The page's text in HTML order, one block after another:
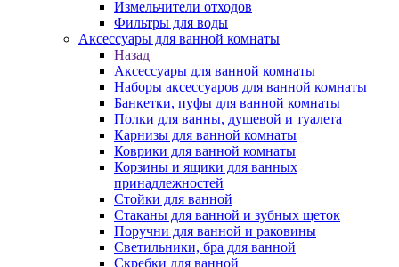
Измельчители отходов
Фильтры для воды
Аксессуары для ванной комнаты
Назад
Аксессуары для ванной комнаты
Наборы аксессуаров для ванной комнаты
Банкетки, пуфы для ванной комнаты
Полки для ванны, душевой и туалета
Карнизы для ванной комнаты
Коврики для ванной комнаты
Корзины и ящики для ванных
принадлежностей
Стойки для ванной
Стаканы для ванной и зубных щеток
Поручни для ванной и раковины
Светильники, бра для ванной
Скребки для ванной